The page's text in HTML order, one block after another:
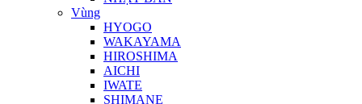
Vùng
HYOGO
WAKAYAMA
HIROSHIMA
AICHI
IWATE
SHIMANE